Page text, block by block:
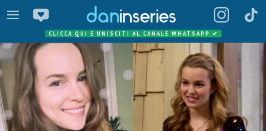
CLICCA QUI E UNISCITI AL CANALE WHATSAPP ✔